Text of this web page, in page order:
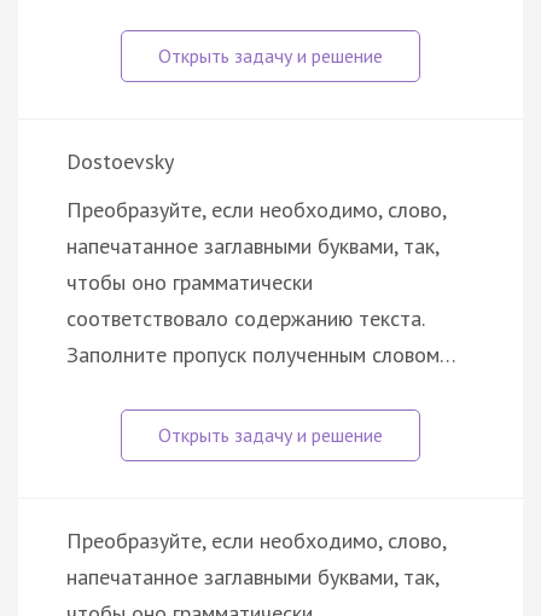
Dostoevsky
Преобразуйте, если необходимо, слово,
напечатанное заглавными буквами, так,
чтобы оно грамматически
соответствовало содержанию текста.
Заполните пропуск полученным словом…
Преобразуйте, если необходимо, слово,
напечатанное заглавными буквами, так,